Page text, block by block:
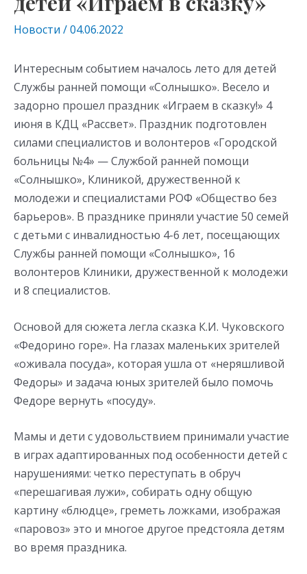
Новости /04.06.2022
Интересным событием началось лето для детей
Службы ранней помощи «Солнышко». Весело и
задорно прошел праздник «Играем в сказку!» 4
июня в КДЦ «Рассвет». Праздник подготовлен
силами специалистов и волонтеров «Городской
больницы №4» — Службой ранней помощи
«Солнышко», Клиникой, дружественной к
молодежи и специалистами РОФ «Общество без
барьеров». В празднике приняли участие 50 семей
с детьми с инвалидностью 4-6 лет, посещающих
Службы ранней помощи «Солнышко», 16
волонтеров Клиники, дружественной к молодежи
и 8 специалистов.
Основой для сюжета легла сказка К.И. Чуковского
«Федорино горе». На глазах маленьких зрителей
«оживала посуда», которая ушла от «неряшливой
Федоры» и задача юных зрителей было помочь
Федоре вернуть «посуду».
Мамы и дети с удовольствием принимали участие
в играх адаптированных под особенности детей с
нарушениями: четко переступать в обруч
«перешагивая лужи», собирать одну общую
картину «блюдце», греметь ложками, изображая
«паровоз» это и многое другое предстояла детям
во время праздника.